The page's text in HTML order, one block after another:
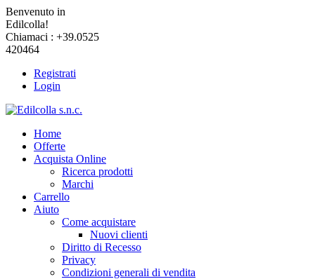
Benvenuto in
Edilcolla!
Chiamaci : +39.0525
420464
Registrati
Login
Home
Offerte
Acquista Online
Ricerca prodotti
Marchi
Carrello
Aiuto
Come acquistare
Nuovi clienti
Diritto di Recesso
Privacy
Condizioni generali di vendita